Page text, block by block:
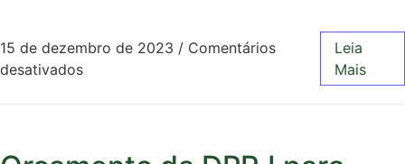
15 de dezembro de 2023 / Comentários
desativados
Leia
Mais